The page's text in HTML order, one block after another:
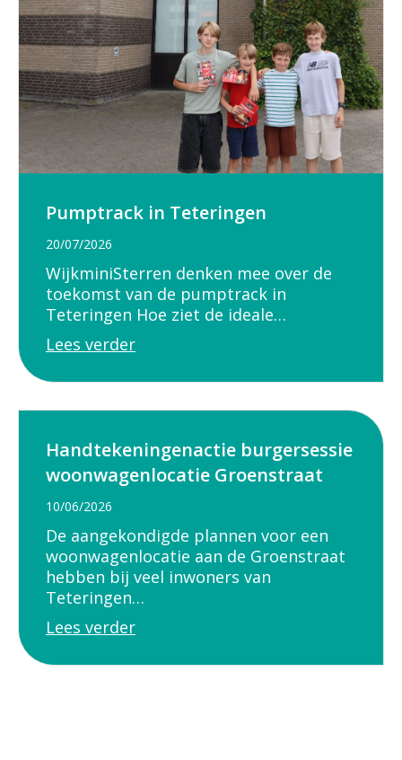
Pumptrack in Teteringen
20/07/2026
WijkminiSterren denken mee over de
toekomst van de pumptrack in
Teteringen Hoe ziet de ideale…
Lees verder
Handtekeningenactie burgersessie
woonwagenlocatie Groenstraat
10/06/2026
De aangekondigde plannen voor een
woonwagenlocatie aan de Groenstraat
hebben bij veel inwoners van
Teteringen…
Lees verder